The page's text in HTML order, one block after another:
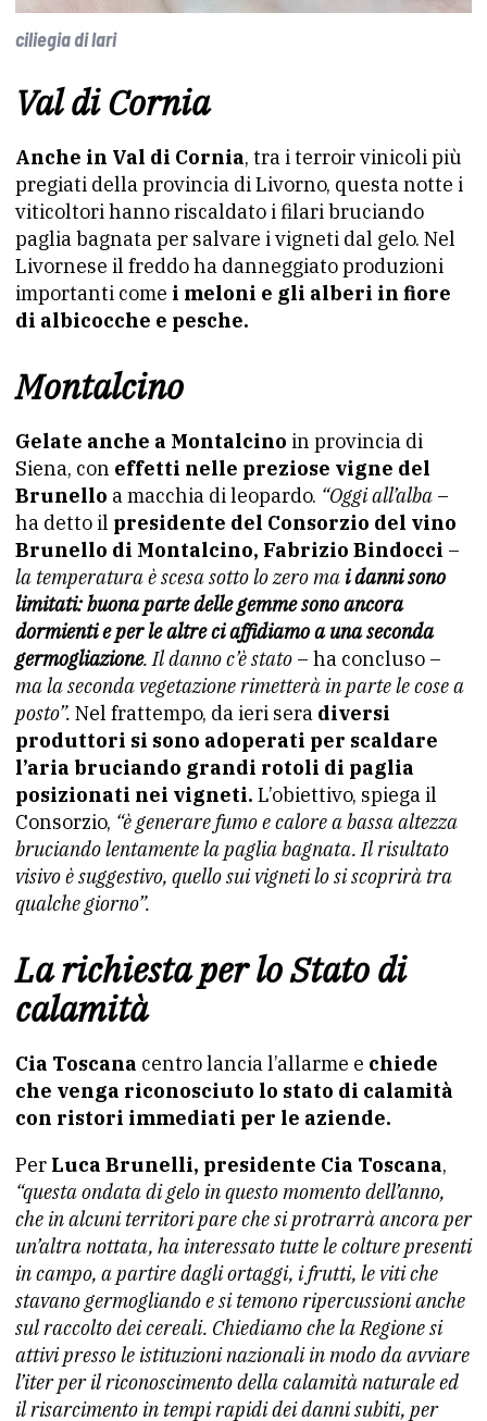
ciliegia di lari
Val di Cornia
Anche in Val di Cornia, tra i terroir vinicoli più
pregiati della provincia di Livorno, questa notte i
viticoltori hanno riscaldato i filari bruciando
paglia bagnata per salvare i vigneti dal gelo. Nel
Livornese il freddo ha danneggiato produzioni
importanti come i meloni e gli alberi in fiore
di albicocche e pesche.
Montalcino
Gelate anche a Montalcino in provincia di
Siena, con effetti nelle preziose vigne del
Brunello a macchia di leopardo. “Oggi all’alba –
ha detto il presidente del Consorzio del vino
Brunello di Montalcino, Fabrizio Bindocci –
la temperatura è scesa sotto lo zero ma i danni sono
limitati: buona parte delle gemme sono ancora
dormienti e per le altre ci affidiamo a una seconda
germogliazione. Il danno c’è stato – ha concluso –
ma la seconda vegetazione rimetterà in parte le cose a
posto”. Nel frattempo, da ieri sera diversi
produttori si sono adoperati per scaldare
l’aria bruciando grandi rotoli di paglia
posizionati nei vigneti. L’obiettivo, spiega il
Consorzio, “è generare fumo e calore a bassa altezza
bruciando lentamente la paglia bagnata. Il risultato
visivo è suggestivo, quello sui vigneti lo si scoprirà tra
qualche giorno”.
La richiesta per lo Stato di
calamità
Cia Toscana centro lancia l’allarme e chiede
che venga riconosciuto lo stato di calamità
con ristori immediati per le aziende.
Per Luca Brunelli, presidente Cia Toscana,
“questa ondata di gelo in questo momento dell’anno,
che in alcuni territori pare che si protrarrà ancora per
un’altra nottata, ha interessato tutte le colture presenti
in campo, a partire dagli ortaggi, i frutti, le viti che
stavano germogliando e si temono ripercussioni anche
sul raccolto dei cereali. Chiediamo che la Regione si
attivi presso le istituzioni nazionali in modo da avviare
l’iter per il riconoscimento della calamità naturale ed
il risarcimento in tempi rapidi dei danni subiti, per